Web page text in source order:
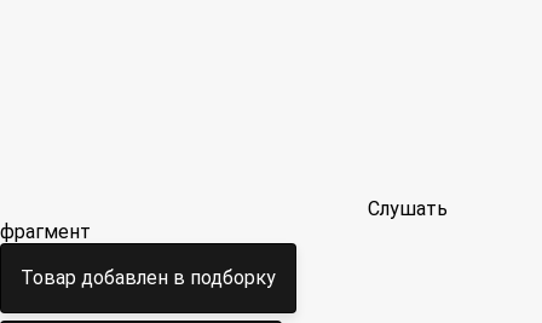
Слушать
фрагмент
Товар добавлен в подборку